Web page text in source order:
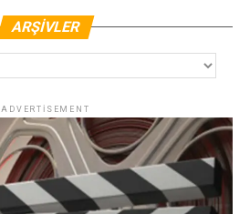
ARŞIVLER
ADVERTISEMENT